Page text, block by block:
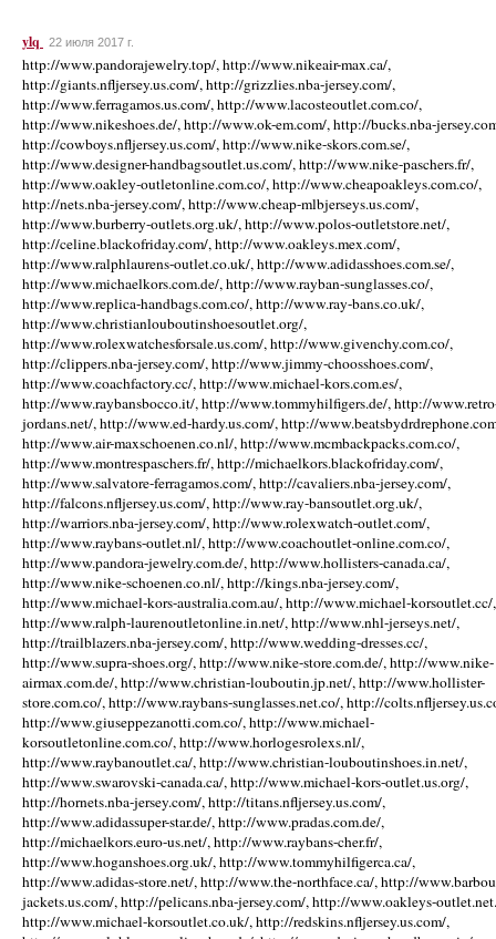
ylq 22 июля 2017 г.
http://www.pandorajewelry.top/, http://www.nikeair-max.ca/,
http://giants.nfljersey.us.com/, http://grizzlies.nba-jersey.com/,
http://www.ferragamos.us.com/, http://www.lacosteoutlet.com.co/,
http://www.nikeshoes.de/, http://www.ok-em.com/, http://bucks.nba-
http://cowboys.nfljersey.us.com/, http://www.nike-skors.com.se/,
http://www.designer-handbagsoutlet.us.com/, http://www.nike-paschers.fr/,
http://www.oakley-outletonline.com.co/, http://www.cheapoakleys.com.co/,
http://nets.nba-jersey.com/, http://www.cheap-mlbjerseys.us.com/,
http://www.burberry-outlets.org.uk/, http://www.polos-outletstore.net/,
http://celine.blackofriday.com/, http://www.oakleys.mex.com/,
http://www.ralphlaurens-outlet.co.uk/, http://www.adidasshoes.com.se/,
http://www.michaelkors.com.de/, http://www.rayban-sunglasses.co/,
http://www.replica-handbags.com.co/, http://www.ray-bans.co.uk/,
http://www.christianlouboutinshoesoutlet.org/,
http://www.rolexwatchesforsale.us.com/, http://www.givenchy.com.co/,
http://clippers.nba-jersey.com/, http://www.jimmy-choosshoes.com/,
http://www.coachfactory.cc/, http://www.michael-kors.com.es/,
http://www.raybansbocco.it/, http://www.tommyhilfigers.de/, http://
jordans.net/, http://www.ed-hardy.us.com/, http://
http://www.air-maxschoenen.co.nl/, http://www.mcmbackpacks.com.co/,
http://www.montrespaschers.fr/, http://michaelkors.blackofriday.com/,
http://www.salvatore-ferragamos.com/, http://cavaliers.nba-jersey.com/,
http://falcons.nfljersey.us.com/, http://www.ray-bansoutlet.org.uk/,
http://warriors.nba-jersey.com/, http://www.rolexwatch-outlet.com/,
http://www.raybans-outlet.nl/, http://www.coachoutlet-online.com.co/,
http://www.pandora-jewelry.com.de/, http://www.hollisters-canada.ca/,
http://www.nike-schoenen.co.nl/, http://kings.nba-jersey.com/,
http://www.michael-kors-australia.com.au/, http://www.michael-korsoutlet.cc/,
http://www.ralph-laurenoutletonline.in.net/, http://www.nhl-jerseys.net/,
http://trailblazers.nba-jersey.com/, http://www.wedding-dresses.cc/,
http://www.supra-shoes.org/, http://www.nike-store.com.de/, http://www.nike-
airmax.com.de/, http://www.christian-louboutin.jp.net/, http://www.hollister-
store.com.co/, http://www.raybans-sunglasses.net.co/, http://
http://www.giuseppezanotti.com.co/, http://www.michael-
korsoutletonline.com.co/, http://www.horlogesrolexs.nl/,
http://www.raybanoutlet.ca/, http://www.christian-louboutinshoes.in.net/,
http://www.swarovski-canada.ca/, http://www.michael-kors-outlet.us.org/,
http://hornets.nba-jersey.com/, http://titans.nfljersey.us.com/,
http://www.adidassuper-star.de/, http://www.pradas.com.de/,
http://michaelkors.euro-us.net/, http://www.raybans-cher.fr/,
http://www.hoganshoes.org.uk/, http://www.tommyhilfigerca.ca/,
http://www.adidas-store.net/, http://www.the-northface.ca/, http://
jackets.us.com/, http://pelicans.nba-jersey.com/, http://www.oakleys-
http://www.michael-korsoutlet.co.uk/, http://redskins.nfljersey.us.com/,